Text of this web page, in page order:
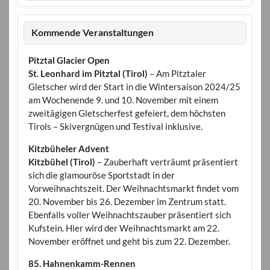
Kommende Veranstaltungen
Pitztal Glacier Open
St. Leonhard im Pitztal (Tirol) – Am Pitztaler
Gletscher wird der Start in die Wintersaison 2024/25
am Wochenende 9. und 10. November mit einem
zweitägigen Gletscherfest gefeiert, dem höchsten
Tirols – Skivergnügen und Testival inklusive.
Kitzbüheler Advent
Kitzbühel (Tirol) – Zauberhaft verträumt präsentiert
sich die glamouröse Sportstadt in der
Vorweihnachtszeit. Der Weihnachtsmarkt findet vom
20. November bis 26. Dezember im Zentrum statt.
Ebenfalls voller Weihnachtszauber präsentiert sich
Kufstein. Hier wird der Weihnachtsmarkt am 22.
November eröffnet und geht bis zum 22. Dezember.
85. Hahnenkamm-Rennen